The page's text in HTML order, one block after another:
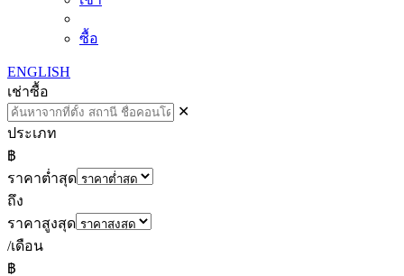
ซื้อ
ENGLISH
เช่าซื้อ
✕
ประเภท
฿
ราคาต่ำสุด
ถึง
ราคาสูงสุด
/เดือน
฿